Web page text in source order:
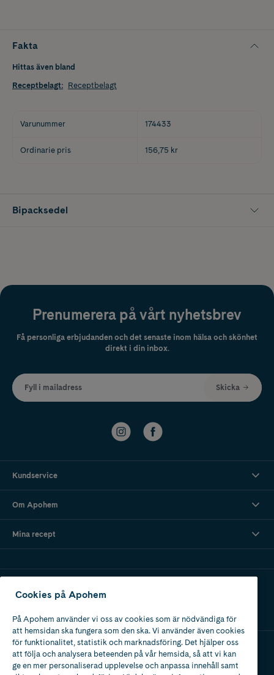
Fakta
Hittas även bland
Receptbelagt: Receptbelagt
Varunummer 174433
Ordinarie pris 156,75 kr
Bipacksedel
Prenumerera på vårt nyhetsbrev
Få personliga erbjudanden och det senaste inom hälsa och skönhet
direkt i din inbox.
Fyll i mailadress Skicka
Kundservice
Om Apohem
Mina recept
Apotek med tillstånd
av Läkemedelsverket
Cookies på Apohem
På Apohem använder vi oss av cookies som är nödvändiga för
att hemsidan ska fungera som den ska. Vi använder även cookies
för funktionalitet, statistik och marknadsföring. Det hjälper oss
att följa och analysera beteenden på vår hemsida, så att vi kan
ge en mer personaliserad upplevelse och anpassa innehåll samt